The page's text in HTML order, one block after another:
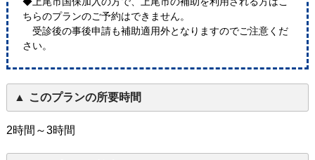
ちらのプランのご予約はできません。
受診後の事後申請も補助適用外となりますのでご注意くだ
さい。
このプランの所要時間
2時間～3時間